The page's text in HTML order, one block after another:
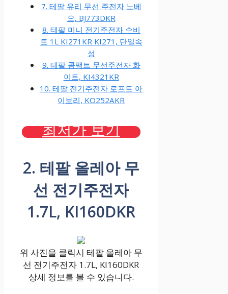
7. 테팔 유리 무선 주전자 노베
오, BJ773DKR
8. 테팔 미니 전기주전자 수비
토 1L KI271KR KI271, 단일속
성
9. 테팔 콤팩트 무선주전자 화
이트, KI4321KR
10. 테팔 전기주전자 로프트 아
이보리, KO252AKR
최저가 보기
2. 테팔 올레아 무
선 전기주전자
1.7L, KI160DKR
위 사진을 클릭시 테팔 올레아 무
선 전기주전자 1.7L, KI160DKR
상세 정보를 볼 수 있습니다.